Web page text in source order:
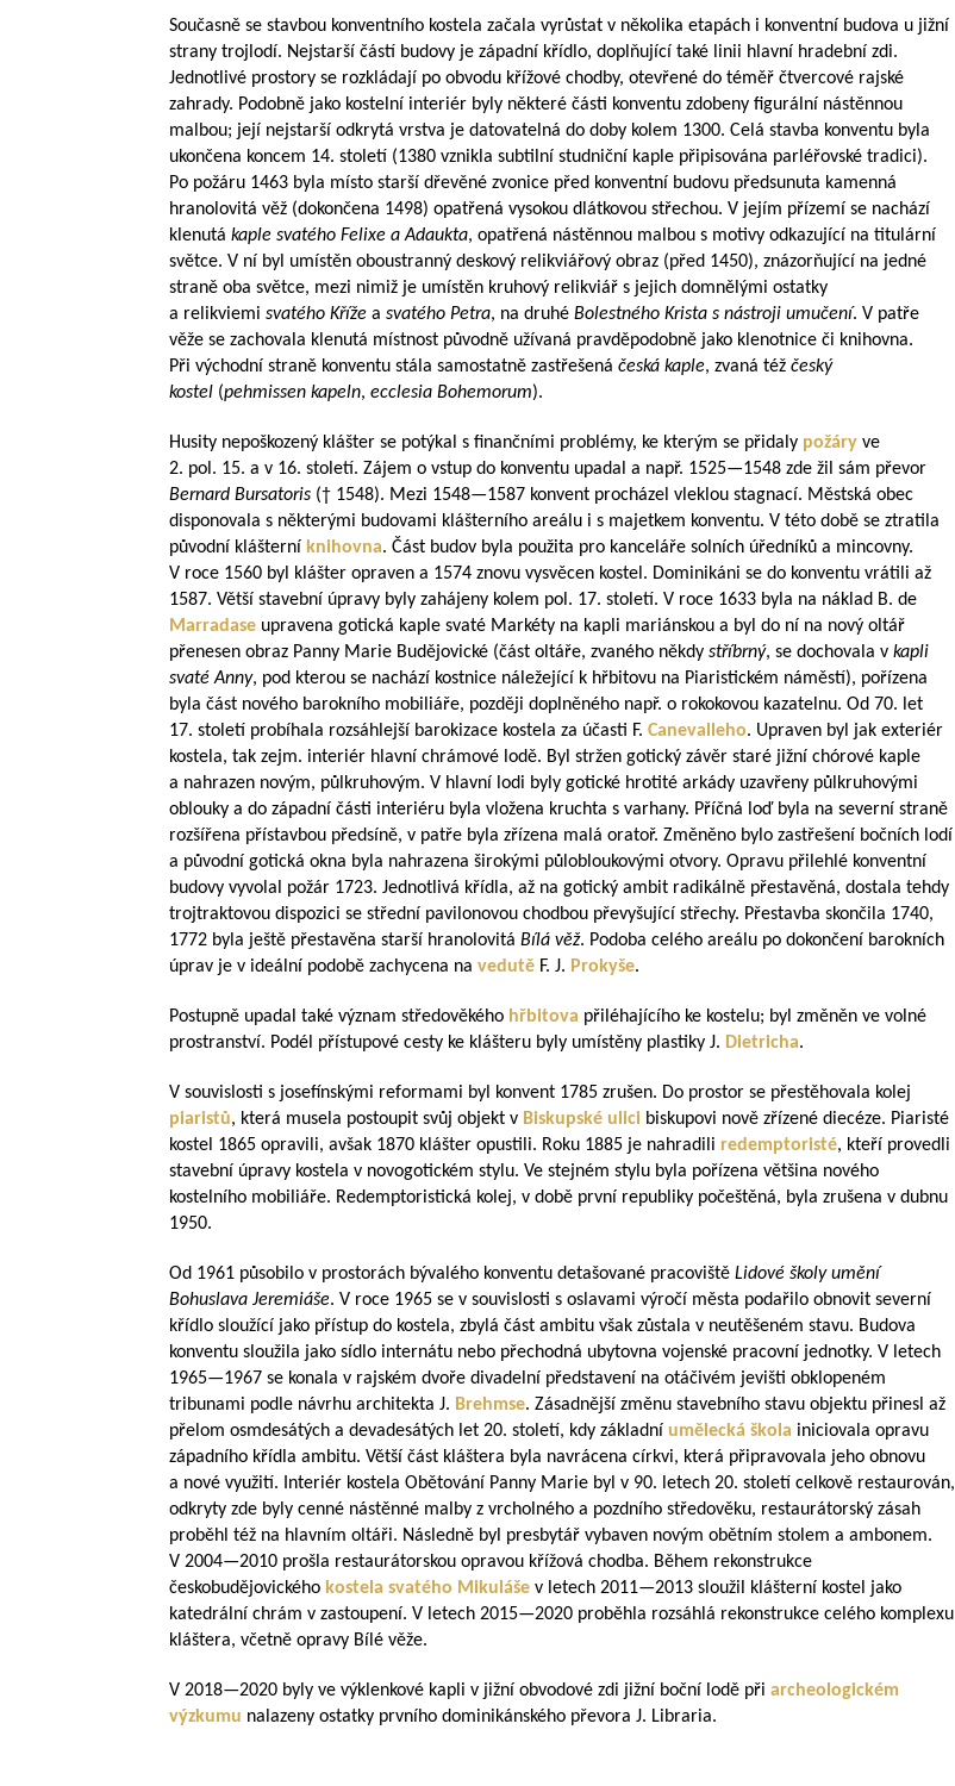
Současně se stavbou konventního kostela začala vyrůstat v několika etapách i konventní budova u jižní
strany trojlodí. Nejstarší částí budovy je západní křídlo, doplňující také linii hlavní hradební zdi.
Jednotlivé prostory se rozkládají po obvodu křížové chodby, otevřené do téměř čtvercové rajské
zahrady. Podobně jako kostelní interiér byly některé části konventu zdobeny figurální nástěnnou
malbou; její nejstarší odkrytá vrstva je datovatelná do doby kolem 1300. Celá stavba konventu byla
ukončena koncem 14. století (1380 vznikla subtilní studniční kaple připisována parléřovské tradici).
Po požáru 1463 byla místo starší dřevěné zvonice před konventní budovu předsunuta kamenná
hranolovitá věž (dokončena 1498) opatřená vysokou dlátkovou střechou. V jejím přízemí se nachází
klenutá kaple svatého Felixe a Adaukta, opatřená nástěnnou malbou s motivy odkazující na titulární
světce. V ní byl umístěn oboustranný deskový relikviářový obraz (před 1450), znázorňující na jedné
straně oba světce, mezi nimiž je umístěn kruhový relikviář s jejich domnělými ostatky
a relikviemi svatého Kříže a svatého Petra, na druhé Bolestného Krista s nástroji umučení. V patře
věže se zachovala klenutá místnost původně užívaná pravděpodobně jako klenotnice či knihovna.
Při východní straně konventu stála samostatně zastřešená česká kaple, zvaná též český
kostel (pehmissen kapeln, ecclesia Bohemorum).
Husity nepoškozený klášter se potýkal s finančními problémy, ke kterým se přidaly požáry ve
2. pol. 15. a v 16. století. Zájem o vstup do konventu upadal a např. 1525—1548 zde žil sám převor
Bernard Bursatoris († 1548). Mezi 1548—1587 konvent procházel vleklou stagnací. Městská obec
disponovala s některými budovami klášterního areálu i s majetkem konventu. V této době se ztratila
původní klášterní knihovna. Část budov byla použita pro kanceláře solních úředníků a mincovny.
V roce 1560 byl klášter opraven a 1574 znovu vysvěcen kostel. Dominikáni se do konventu vrátili až
1587. Větší stavební úpravy byly zahájeny kolem pol. 17. století. V roce 1633 byla na náklad B. de
Marradase upravena gotická kaple svaté Markéty na kapli mariánskou a byl do ní na nový oltář
přenesen obraz Panny Marie Budějovické (část oltáře, zvaného někdy stříbrný, se dochovala v kapli
svaté Anny, pod kterou se nachází kostnice náležející k hřbitovu na Piaristickém náměstí), pořízena
byla část nového barokního mobiliáře, později doplněného např. o rokokovou kazatelnu. Od 70. let
17. století probíhala rozsáhlejší barokizace kostela za účasti F. Canevalleho. Upraven byl jak exteriér
kostela, tak zejm. interiér hlavní chrámové lodě. Byl stržen gotický závěr staré jižní chórové kaple
a nahrazen novým, půlkruhovým. V hlavní lodi byly gotické hrotité arkády uzavřeny půlkruhovými
oblouky a do západní části interiéru byla vložena kruchta s varhany. Příčná loď byla na severní straně
rozšířena přístavbou předsíně, v patře byla zřízena malá oratoř. Změněno bylo zastřešení bočních lodí
a původní gotická okna byla nahrazena širokými půlobloukovými otvory. Opravu přilehlé konventní
budovy vyvolal požár 1723. Jednotlivá křídla, až na gotický ambit radikálně přestavěná, dostala tehdy
trojtraktovou dispozici se střední pavilonovou chodbou převyšující střechy. Přestavba skončila 1740,
1772 byla ještě přestavěna starší hranolovitá Bílá věž. Podoba celého areálu po dokončení barokních
úprav je v ideální podobě zachycena na vedutě F. J. Prokyše.
Postupně upadal také význam středověkého hřbitova přiléhajícího ke kostelu; byl změněn ve volné
prostranství. Podél přístupové cesty ke klášteru byly umístěny plastiky J. Dietricha.
V souvislosti s josefínskými reformami byl konvent 1785 zrušen. Do prostor se přestěhovala kolej
piaristů, která musela postoupit svůj objekt v Biskupské ulici biskupovi nově zřízené diecéze. Piaristé
kostel 1865 opravili, avšak 1870 klášter opustili. Roku 1885 je nahradili redemptoristé, kteří provedli
stavební úpravy kostela v novogotickém stylu. Ve stejném stylu byla pořízena většina nového
kostelního mobiliáře. Redemptoristická kolej, v době první republiky počeštěná, byla zrušena v dubnu
1950.
Od 1961 působilo v prostorách bývalého konventu detašované pracoviště Lidové školy umění
Bohuslava Jeremiáše. V roce 1965 se v souvislosti s oslavami výročí města podařilo obnovit severní
křídlo sloužící jako přístup do kostela, zbylá část ambitu však zůstala v neutěšeném stavu. Budova
konventu sloužila jako sídlo internátu nebo přechodná ubytovna vojenské pracovní jednotky. V letech
1965—1967 se konala v rajském dvoře divadelní představení na otáčivém jevišti obklopeném
tribunami podle návrhu architekta J. Brehmse. Zásadnější změnu stavebního stavu objektu přinesl až
přelom osmdesátých a devadesátých let 20. století, kdy základní umělecká škola iniciovala opravu
západního křídla ambitu. Větší část kláštera byla navrácena církvi, která připravovala jeho obnovu
a nové využití. Interiér kostela Obětování Panny Marie byl v 90. letech 20. století celkově restaurován,
odkryty zde byly cenné nástěnné malby z vrcholného a pozdního středověku, restaurátorský zásah
proběhl též na hlavním oltáři. Následně byl presbytář vybaven novým obětním stolem a ambonem.
V 2004—2010 prošla restaurátorskou opravou křížová chodba. Během rekonstrukce
českobudějovického kostela svatého Mikuláše v letech 2011—2013 sloužil klášterní kostel jako
katedrální chrám v zastoupení. V letech 2015—2020 proběhla rozsáhlá rekonstrukce celého komplexu
kláštera, včetně opravy Bílé věže.
V 2018—2020 byly ve výklenkové kapli v jižní obvodové zdi jižní boční lodě při archeologickém
výzkumu nalazeny ostatky prvního dominikánského převora J. Libraria.